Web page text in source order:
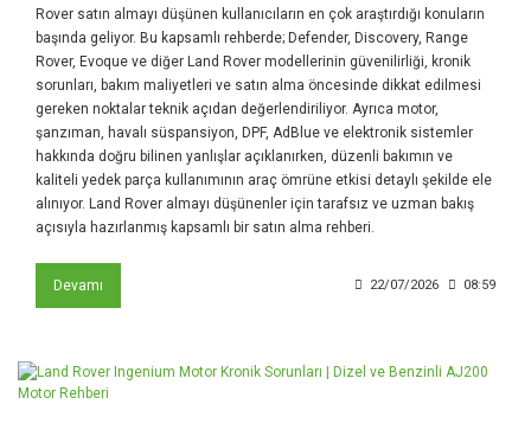
Rover satın almayı düşünen kullanıcıların en çok araştırdığı konuların
başında geliyor. Bu kapsamlı rehberde; Defender, Discovery, Range
Rover, Evoque ve diğer Land Rover modellerinin güvenilirliği, kronik
sorunları, bakım maliyetleri ve satın alma öncesinde dikkat edilmesi
gereken noktalar teknik açıdan değerlendiriliyor. Ayrıca motor,
şanzıman, havalı süspansiyon, DPF, AdBlue ve elektronik sistemler
hakkında doğru bilinen yanlışlar açıklanırken, düzenli bakımın ve
kaliteli yedek parça kullanımının araç ömrüne etkisi detaylı şekilde ele
alınıyor. Land Rover almayı düşünenler için tarafsız ve uzman bakış
açısıyla hazırlanmış kapsamlı bir satın alma rehberi.
Devamı 22/07/2026 08:59